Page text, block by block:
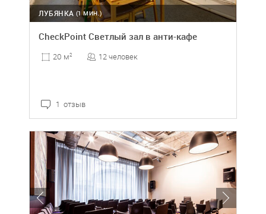
(1 МИН.)
ЛУБЯНКА
CheckPoint Светлый зал в анти-кафе
20 м2 12 человек
1 отзыв